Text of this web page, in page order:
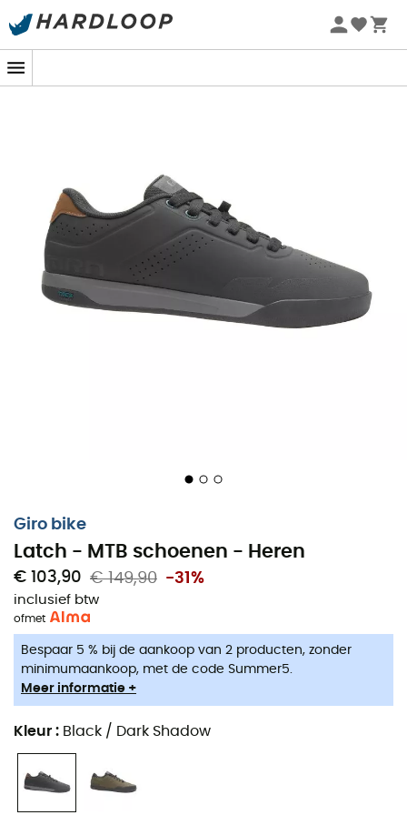
Zomeraanbiedingen 🔥 -5% EXTRA vanaf 2 producten* met
Giro bike
Latch - MTB schoenen - Heren
€ 103,90 € 149,90 -31%
inclusief btw
ofmet
Bespaar 5 % bij de aankoop van 2 producten, zonder
minimumaankoop, met de code Summer5.
Meer informatie +
Kleur : Black / Dark Shadow